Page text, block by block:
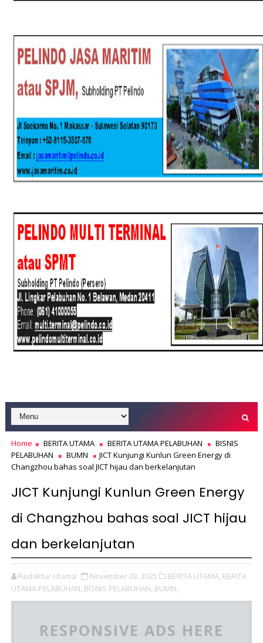
Home BERITA UTAMA BERITA UTAMA PELABUHAN
BISNIS
PELABUHAN
BUMN
JICT Kunjungi Kunlun Green Energy di
Changzhou bahas soal JICT hijau dan berkelanjutan
JICT Kunjungi Kunlun Green Energy
di Changzhou bahas soal JICT hijau
dan berkelanjutan
Redaktur Utama November 03, 2025 BERITA UTAMA, BERITA
UTAMA PELABUHAN, BISNIS PELABUHAN, BUMN,
RESPONSIVE ADS HERE